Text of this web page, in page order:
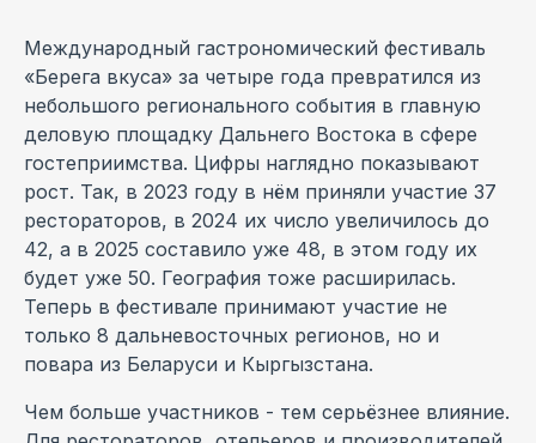
Международный гастрономический фестиваль
«Берега вкуса» за четыре года превратился из
небольшого регионального события в главную
деловую площадку Дальнего Востока в сфере
гостеприимства. Цифры наглядно показывают
рост. Так, в 2023 году в нём приняли участие 37
рестораторов, в 2024 их число увеличилось до
42, а в 2025 составило уже 48, в этом году их
будет уже 50. География тоже расширилась.
Теперь в фестивале принимают участие не
только 8 дальневосточных регионов, но и
повара из Беларуси и Кыргызстана.
Чем больше участников - тем серьёзнее влияние.